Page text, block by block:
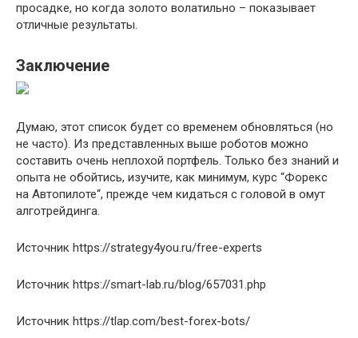
просадке, но когда золото волатильно – показывает
отличные результаты.
Заключение
Думаю, этот список будет со временем обновляться (но
не часто). Из представленных выше роботов можно
составить очень неплохой портфель. Только без знаний и
опыта не обойтись, изучите, как минимум, курс “Форекс
на Автопилоте“, прежде чем кидаться с головой в омут
алготрейдинга.
Источник https://strategy4you.ru/free-experts
Источник https://smart-lab.ru/blog/657031.php
Источник https://tlap.com/best-forex-bots/